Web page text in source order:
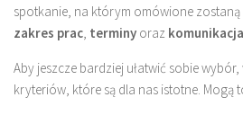
spotkanie, na którym omówione
zakres prac, terminy oraz komunikacja
Aby jeszcze bardziej ułatwić sobie
kryteriów, które są dla nas istotne. Mogą